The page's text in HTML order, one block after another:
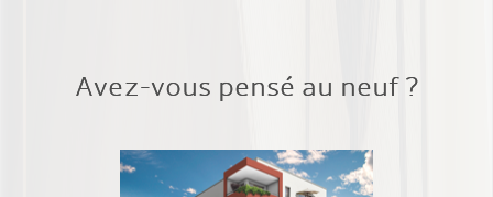
Avez-vous pensé au neuf ?